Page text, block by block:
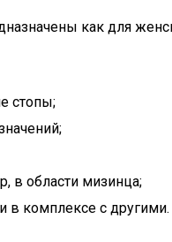
как для
стопы;
в области мизинца;
в комплексе с другими.